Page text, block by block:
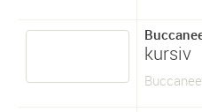
kursiv